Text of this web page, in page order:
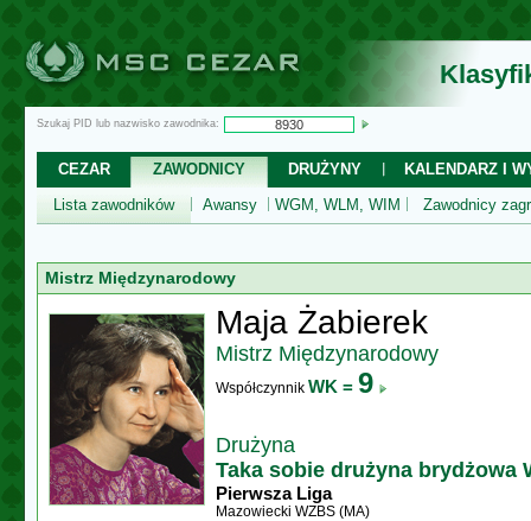
Szukaj PID lub nazwisko zawodnika:
CEZAR ZAWODNICY DRUŻYNY
KALENDARZ I
Lista zawodników
Awansy WGM, WLM, WIM Zawodnicy
Mistrz Międzynarodowy
Maja Żabierek
Mistrz Międzynarodowy
Współczynnik WK = 9
Drużyna
Taka sobie drużyna brydżowa
Pierwsza Liga
Mazowiecki WZBS (MA)